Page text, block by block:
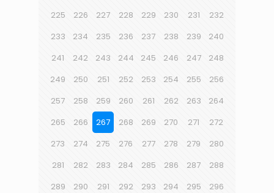
225
226 227 228 229 230 231
232
233
234 235 236 237 238 239
240
241
242 243 244 245 246 247
248
249
250 251 252 253 254 255
256
257
258 259 260 261 262 263
264
265
266 267 268 269 270 271
272
273
274 275 276 277 278 279
280
281
282 283 284 285 286 287
288
289
290 291 292 293 294 295
296